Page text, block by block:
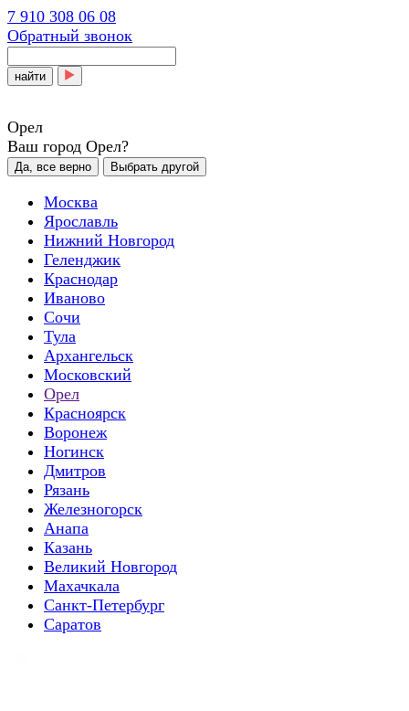
7 910 308 06 08
Обратный звонок
найти
Орел
Ваш город Орел?
Да, все верно Выбрать другой
Москва
Ярославль
Нижний Новгород
Геленджик
Краснодар
Иваново
Сочи
Тула
Архангельск
Московский
Орел
Красноярск
Воронеж
Ногинск
Дмитров
Рязань
Железногорск
Анапа
Казань
Великий Новгород
Махачкала
Санкт-Петербург
Саратов